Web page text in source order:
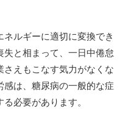
ルギーに適切に変換でき
と相まって、一日中倦怠
えもこなす気力がなくな
感は、糖尿病の一般的な症
必要があります。